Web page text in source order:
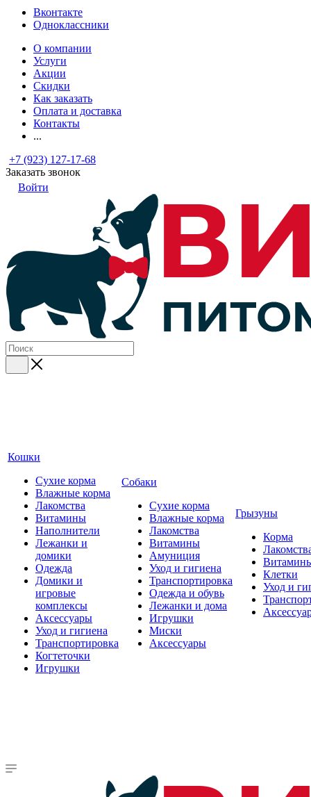
Вконтакте
Одноклассники
О компании
Услуги
Акции
Скидки
Как заказать
Оплата и доставка
Контакты
...
+7 (923) 127-17-68
Заказать звонок
Войти
Кошки
Сухие корма
Влажные корма
Лакомства
Витамины
Наполнители
Лежанки и
домики
Одежда
Домики и
игровые
комплексы
Аксессуары
Уход и гигиена
Транспортировка
Когтеточки
Игрушки
Собаки
Сухие корма
Влажные корма
Лакомства
Витамины
Амуниция
Уход и гигиена
Транспортировка
Одежда и обувь
Лежанки и дома
Игрушки
Миски
Аксессуары
Грызуны
Корма
Клетки
Уход и